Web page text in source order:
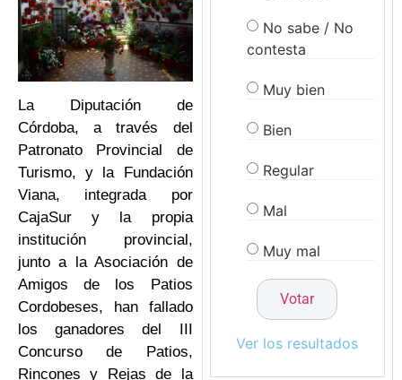
La Diputación de
Córdoba, a través del
Patronato Provincial de
Turismo, y la Fundación
Viana, integrada por
CajaSur y la propia
institución provincial,
junto a la Asociación de
Amigos de los Patios
Cordobeses, han fallado
los ganadores del III
Concurso de Patios,
Rincones y Rejas de la
No sabe / No
contesta
Muy bien
Bien
Regular
Mal
Muy mal
Ver los resultados